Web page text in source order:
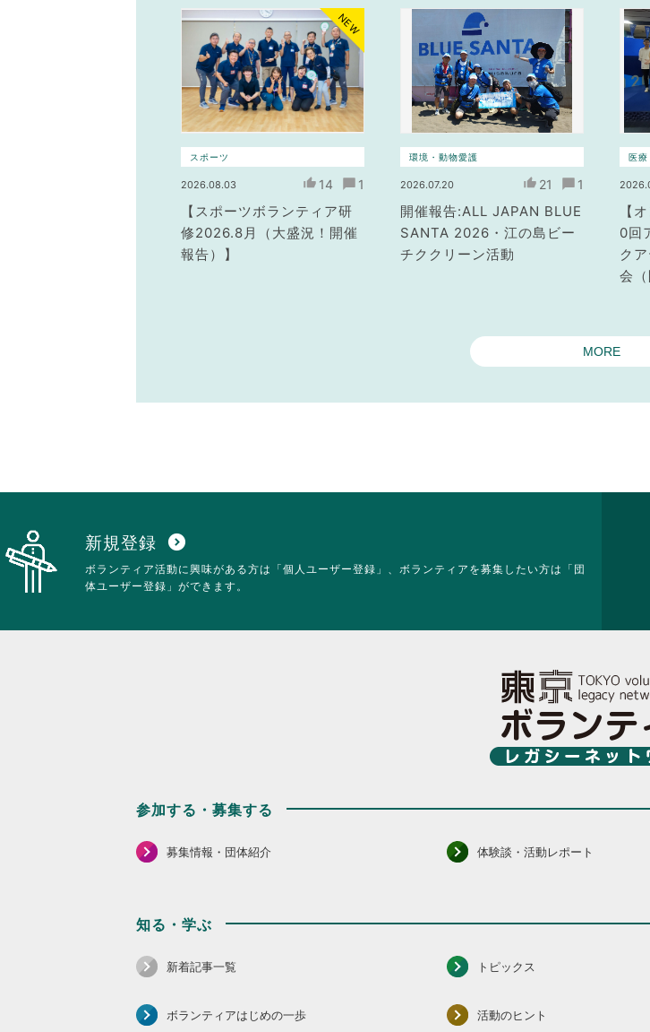
NEW
スポーツ
2026.08.03 14 1
【スポーツボランティア研
修2026.8月（大盛況！開催
報告）】
環境・動物愛護
2026.07.20 21 1
開催報告:ALL JAPAN BLUE
SANTA 2026・江の島ビー
チククリーン活動
医療
【
0回
ク
会（
MORE
新規登録 expand_circle_down
ボランティア活動に興味がある方は「個人ユーザー登録」、ボランティアを募集したい方は「団
体ユーザー登録」ができます。
参加する・募集する
募集情報・団体紹介 体験談・活動レポート
知る・学ぶ
新着記事一覧 トピックス
ボランティアはじめの一歩 活動のヒント